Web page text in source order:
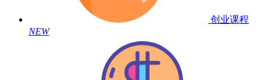
创业课程
NEW